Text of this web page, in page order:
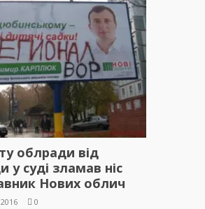
облради від
у суді зламав ніс
Нових облич
0